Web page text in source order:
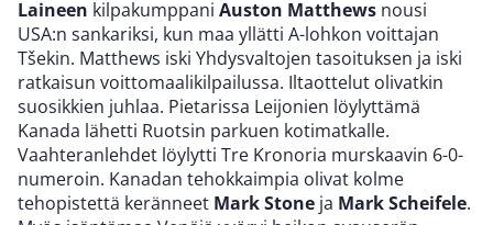
Laineen kilpakumppani Auston Matthews nousi
USA:n sankariksi, kun maa yllätti A-lohkon voittajan
Tšekin. Matthews iski Yhdysvaltojen tasoituksen ja iski
ratkaisun voittomaalikilpailussa. Iltaottelut olivatkin
suosikkien juhlaa. Pietarissa Leijonien löylyttämä
Kanada lähetti Ruotsin parkuen kotimatkalle.
Vaahteranlehdet löylytti Tre Kronoria murskaavin 6-0-
numeroin. Kanadan tehokkaimpia olivat kolme
tehopistettä keränneet Mark Stone ja Mark Scheifele.